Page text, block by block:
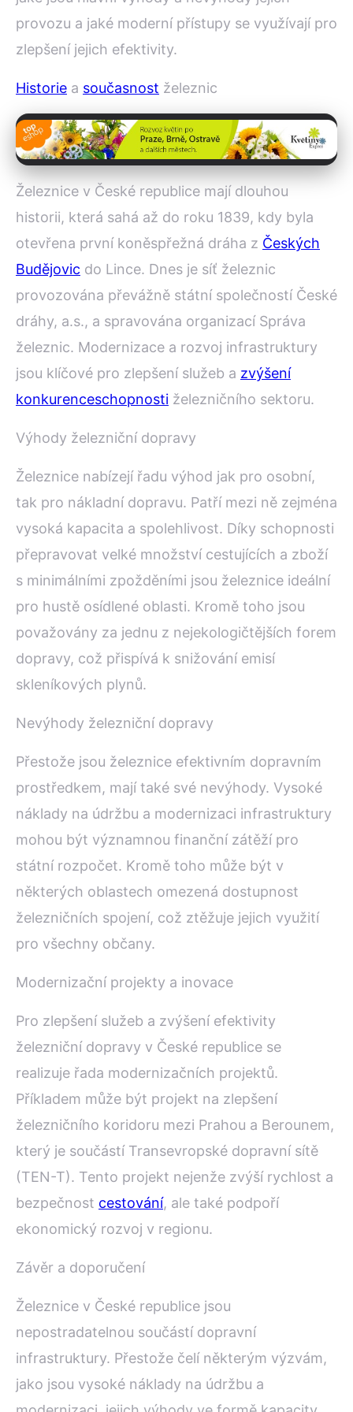
provozu a jaké moderní přístupy se využívají pro
zlepšení jejich efektivity.
Historie a současnost železnic
Železnice v České republice mají dlouhou
historii, která sahá až do roku 1839, kdy byla
otevřena první koněspřežná dráha z Českých
Budějovic do Lince. Dnes je síť železnic
provozována převážně státní společností České
dráhy, a.s., a spravována organizací Správa
železnic. Modernizace a rozvoj infrastruktury
jsou klíčové pro zlepšení služeb a zvýšení
konkurenceschopnosti železničního sektoru.
Výhody železniční dopravy
Železnice nabízejí řadu výhod jak pro osobní,
tak pro nákladní dopravu. Patří mezi ně zejména
vysoká kapacita a spolehlivost. Díky schopnosti
přepravovat velké množství cestujících a zboží
s minimálními zpožděními jsou železnice ideální
pro hustě osídlené oblasti. Kromě toho jsou
považovány za jednu z nejekologičtějších forem
dopravy, což přispívá k snižování emisí
skleníkových plynů.
Nevýhody železniční dopravy
Přestože jsou železnice efektivním dopravním
prostředkem, mají také své nevýhody. Vysoké
náklady na údržbu a modernizaci infrastruktury
mohou být významnou finanční zátěží pro
státní rozpočet. Kromě toho může být v
některých oblastech omezená dostupnost
železničních spojení, což ztěžuje jejich využití
pro všechny občany.
Modernizační projekty a inovace
Pro zlepšení služeb a zvýšení efektivity
železniční dopravy v České republice se
realizuje řada modernizačních projektů.
Příkladem může být projekt na zlepšení
železničního koridoru mezi Prahou a Berounem,
který je součástí Transevropské dopravní sítě
(TEN-T). Tento projekt nejenže zvýší rychlost a
bezpečnost cestování, ale také podpoří
ekonomický rozvoj v regionu.
Závěr a doporučení
Železnice v České republice jsou
nepostradatelnou součástí dopravní
infrastruktury. Přestože čelí některým výzvám,
jako jsou vysoké náklady na údržbu a